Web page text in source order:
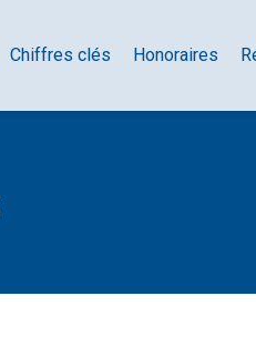
Chiffres clés Honoraires